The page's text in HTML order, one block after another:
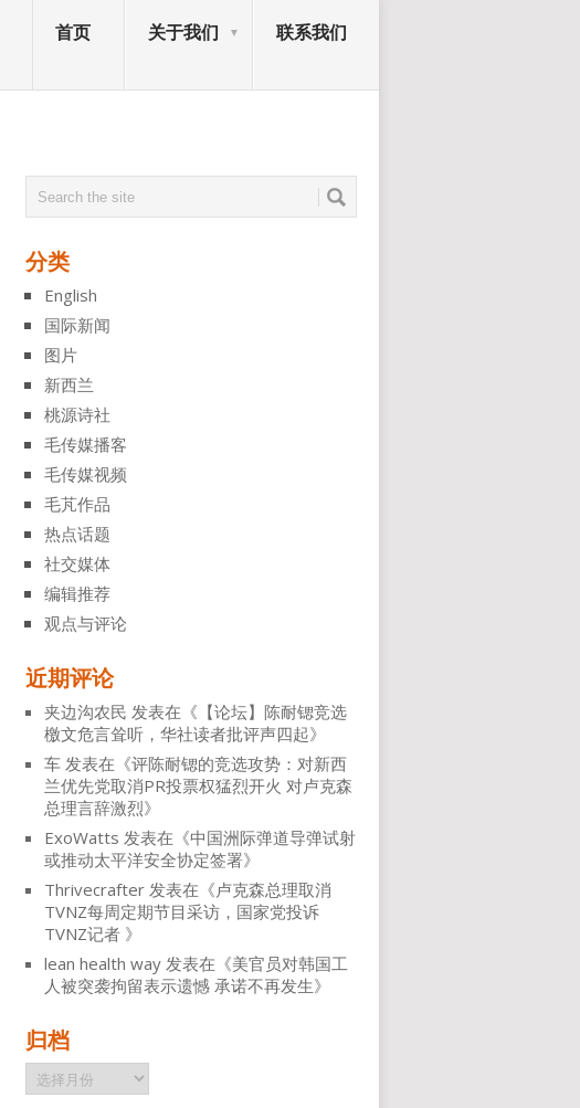
首页 关于我们 联系我们
分类
English
国际新闻
图片
新西兰
桃源诗社
毛传媒播客
毛传媒视频
毛芃作品
热点话题
社交媒体
编辑推荐
观点与评论
近期评论
夹边沟农民 发表在《 【论坛】陈耐锶竞选
檄文危言耸听，华社读者批评声四起》
车 发表在《评陈耐锶的竞选攻势：对新西
兰优先党取消PR投票权猛烈开火 对卢克森
总理言辞激烈》
ExoWatts 发表在《中国洲际弹道导弹试射
或推动太平洋安全协定签署》
Thrivecrafter 发表在《卢克森总理取消
TVNZ每周定期节目采访，国家党投诉
TVNZ记者 》
lean health way 发表在《美官员对韩国工
人被突袭拘留表示遗憾 承诺不再发生》
归档
归
档